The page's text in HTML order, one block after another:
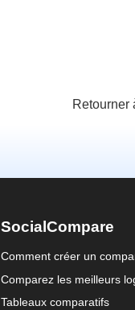
Retourner
SocialCompare
Comment créer un
Comparez les meilleurs
Tableaux comparatifs